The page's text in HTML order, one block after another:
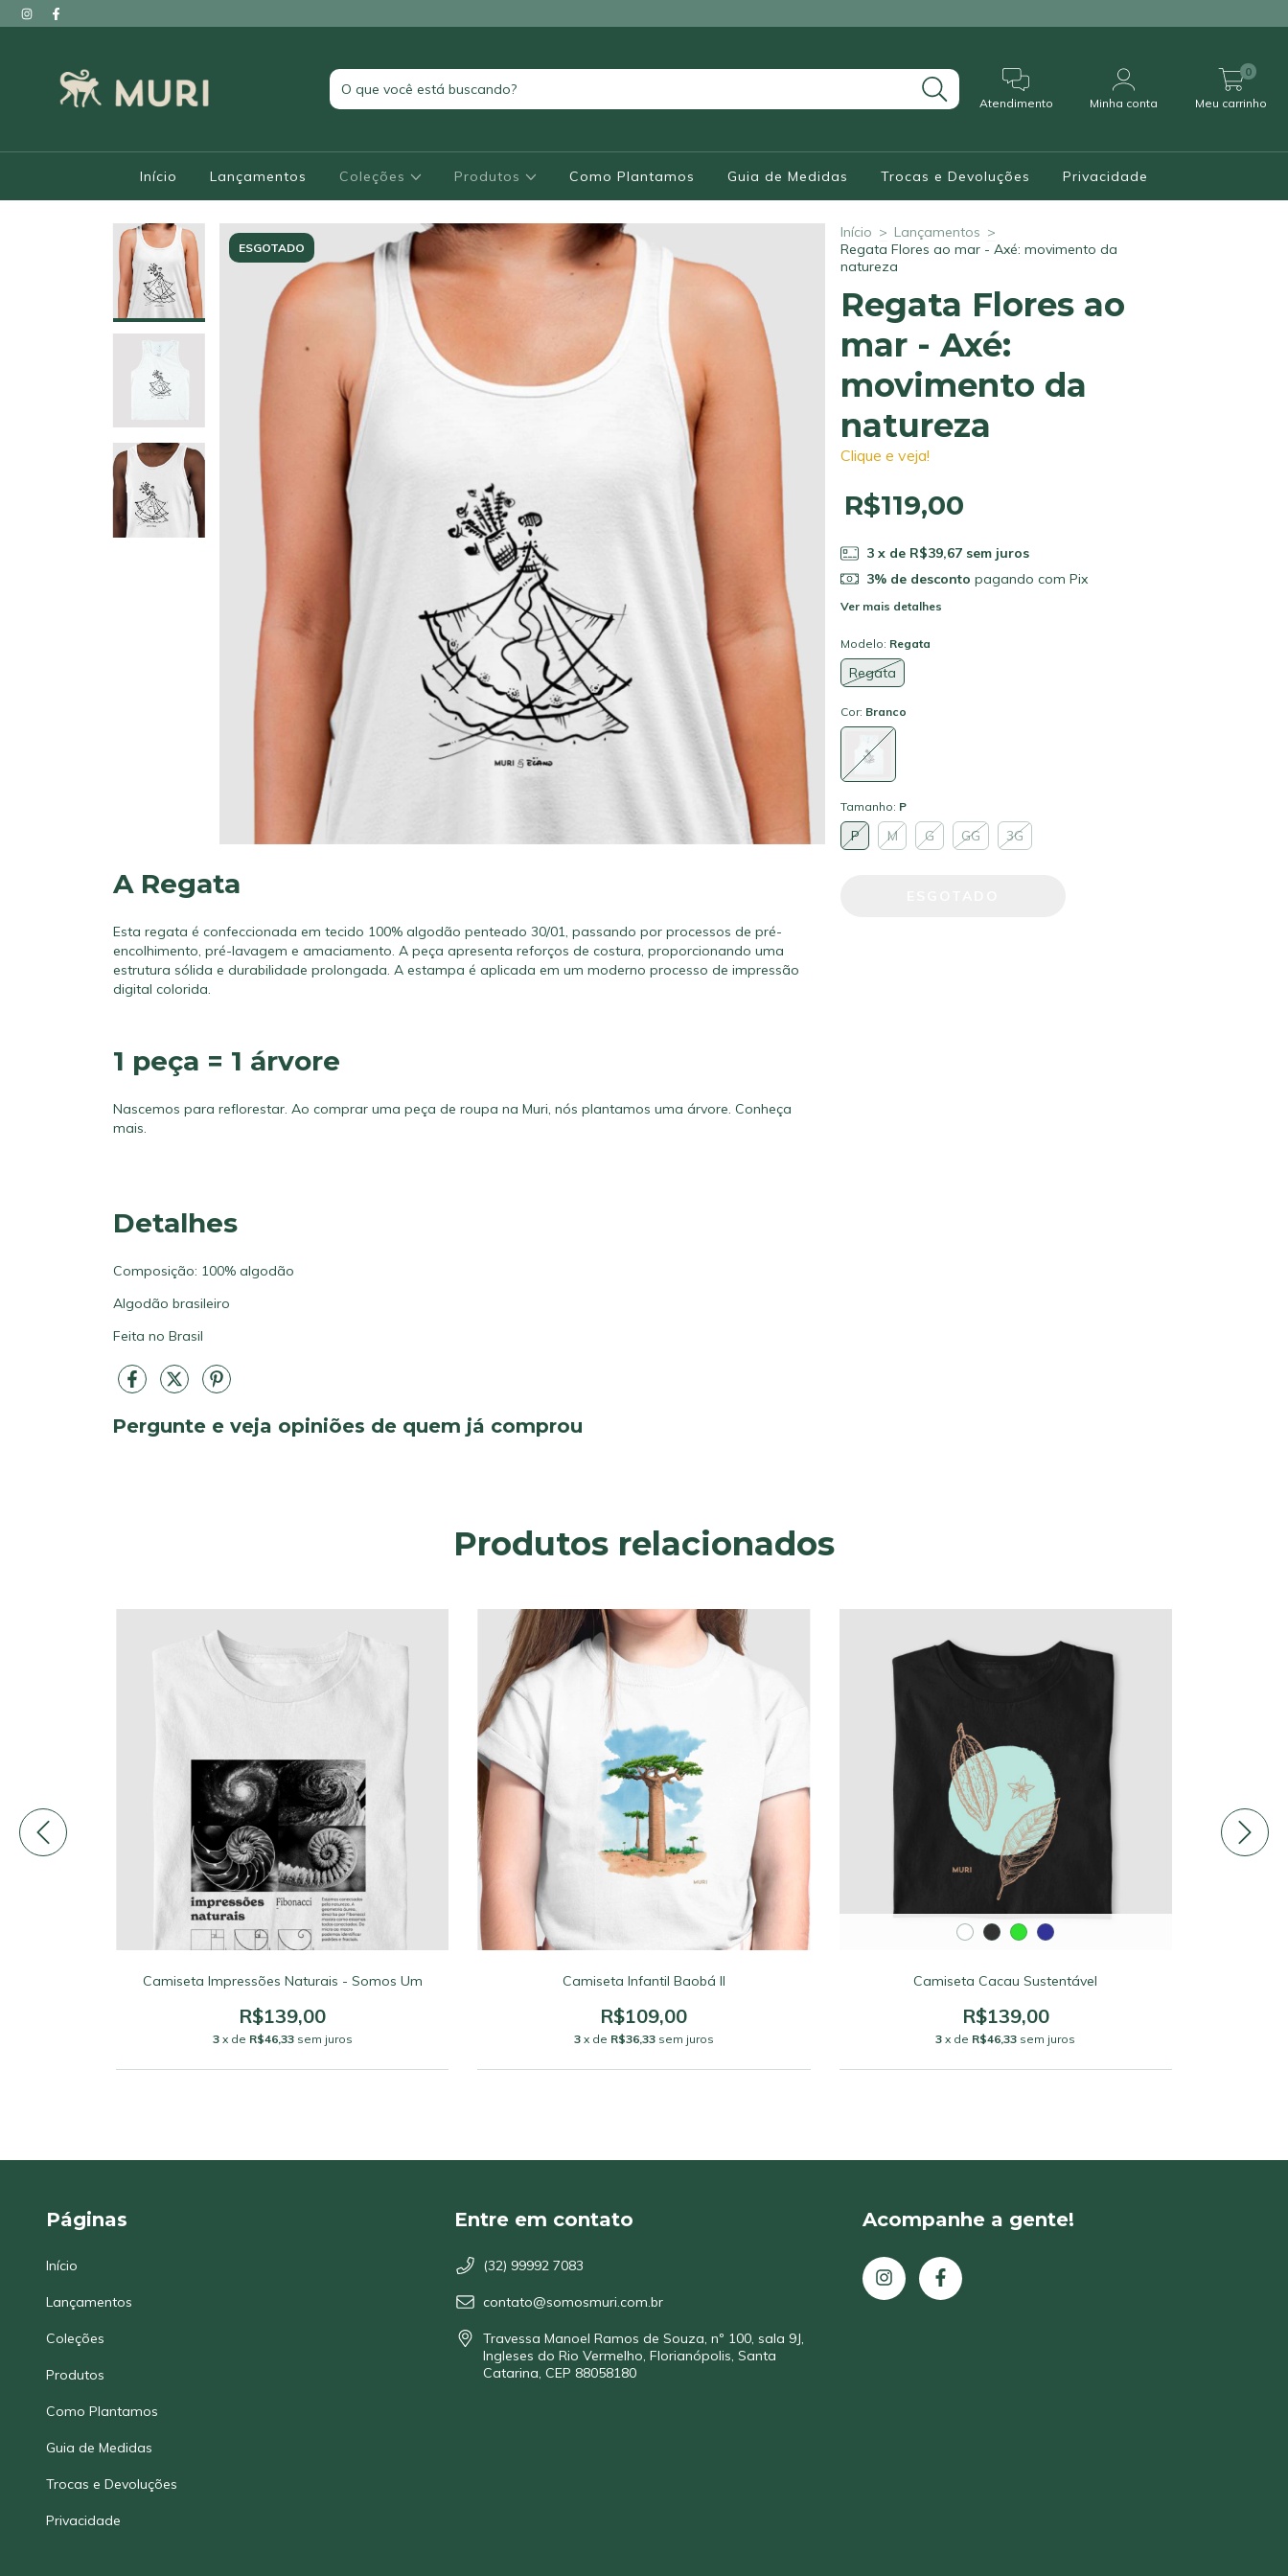
Atendimento Minha conta Meu carrinho
0
Início Lançamentos Coleções Produtos Como Plantamos Guia de Medidas Trocas e Devoluções Privacidade
ESGOTADO
A Regata
Esta regata é confeccionada em tecido 100% algodão penteado 30/01, passando por processos de pré-
encolhimento, pré-lavagem e amaciamento. A peça apresenta reforços de costura, proporcionando uma
estrutura sólida e durabilidade prolongada. A estampa é aplicada em um moderno processo de impressão
digital colorida.
1 peça = 1 árvore
Nascemos para reflorestar. Ao comprar uma peça de roupa na Muri, nós plantamos uma árvore. Conheça
mais.
Detalhes
Composição: 100% algodão
Algodão brasileiro
Feita no Brasil
Início > Lançamentos >
Regata Flores ao mar - Axé: movimento da
natureza
Regata Flores ao
mar - Axé:
movimento da
natureza
Clique e veja!
R$119,00
3 x de R$39,67 sem juros
3% de desconto pagando com Pix
Ver mais detalhes
Modelo: Regata
Regata
Cor: Branco
Tamanho: P
P M G GG 3G
Pergunte e veja opiniões de quem já comprou
Produtos relacionados
Camiseta Impressões Naturais - Somos Um
R$139,00
3 x de R$46,33 sem juros
Camiseta Infantil Baobá II
R$109,00
3 x de R$36,33 sem juros
Camiseta Cacau Sustentável
R$139,00
3 x de R$46,33 sem juros
Páginas
Início
Lançamentos
Coleções
Produtos
Como Plantamos
Guia de Medidas
Trocas e Devoluções
Privacidade
Entre em contato
(32) 99992 7083
contato@somosmuri.com.br
Travessa Manoel Ramos de Souza, nº 100, sala 9J,
Ingleses do Rio Vermelho, Florianópolis, Santa
Catarina, CEP 88058180
Acompanhe a gente!